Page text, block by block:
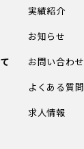
実績紹介
お知らせ
お問い合わせ
よくある質問
求人情報